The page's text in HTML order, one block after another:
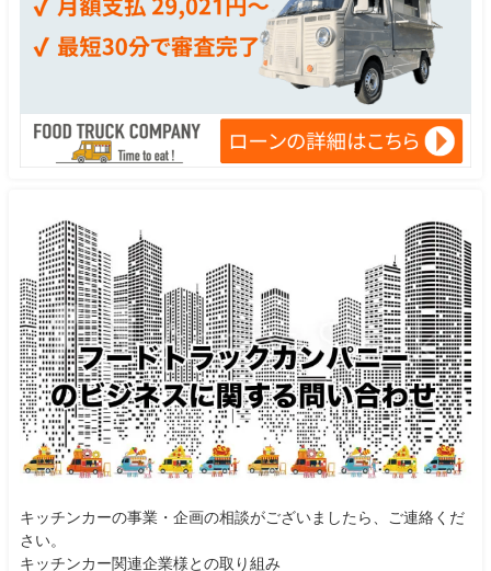
キッチンカーの事業・企画の相談がございましたら、ご連絡くだ
さい。
キッチンカー関連企業様との取り組み